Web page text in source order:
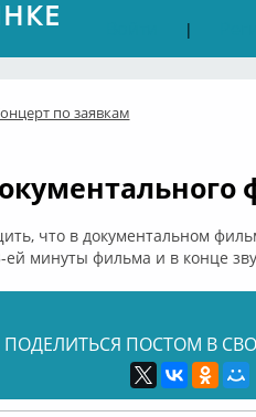
|
по заявкам
что в документальном
ей минуты фильма и в конце
ПОДЕЛИТЬСЯ ПОСТОМ В